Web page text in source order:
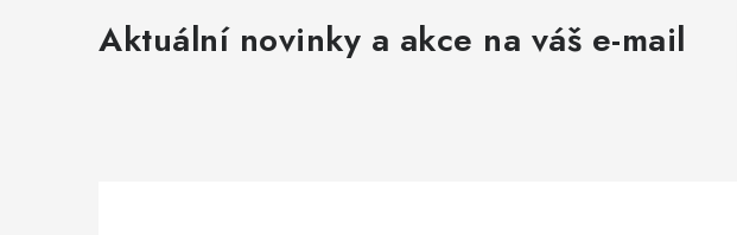
Aktuální novinky a akce na váš e-mail